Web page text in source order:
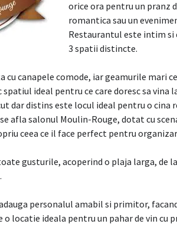
orice ora pentru un pranz
romantica sau un
Restaurantul este intim
3 spatii distincte.
cu canapele comode, iar geamurile mari
ideal pentru ce care doresc sa vina
dar distins este locul ideal pentru o cina
afla salonul Moulin-Rouge, dotat cu
ceea ce il face perfect pentru
gusturile, acoperind o plaja larga, de
personalul amabil si primitor,
o locatie ideala pentru un pahar de vin cu